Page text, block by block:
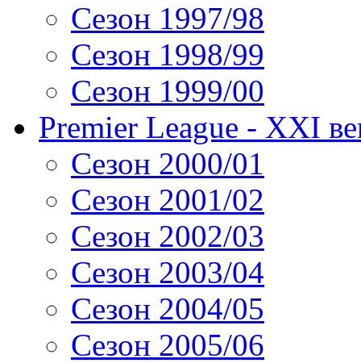
Сезон 1997/98
Сезон 1998/99
Сезон 1999/00
Premier League - XXI
Сезон 2000/01
Сезон 2001/02
Сезон 2002/03
Сезон 2003/04
Сезон 2004/05
Сезон 2005/06